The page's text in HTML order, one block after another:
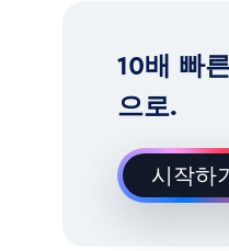
10배 빠
으로.
시작하